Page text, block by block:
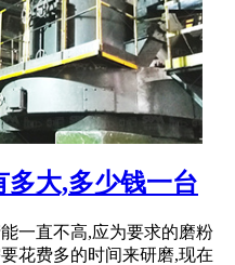
多大,多少钱一台
一直不高,应为要求的磨粉
花费多的时间来研磨,现在